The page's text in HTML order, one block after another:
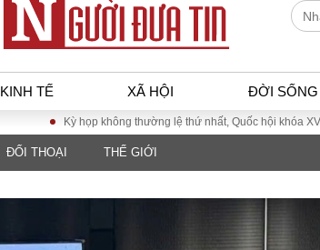
KINH TẾ XÃ HỘI ĐỜI SỐNG
KINH TẾ
Văn hoá
Kỳ họp không thường lệ thứ nhất, Quốc hội khóa XVI
ĐỐI THOẠI THẾ GIỚI